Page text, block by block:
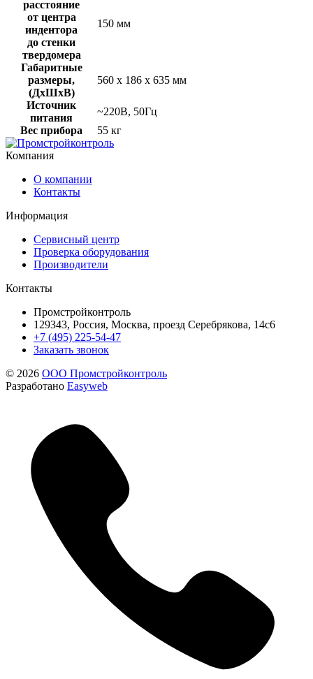
расстояние
от центра
индентора
до стенки
твердомера
150 мм
Габаритные
размеры,
(ДхШхВ)
560 х 186 х 635 мм
Источник
питания
~220В, 50Гц
Вес прибора
55 кг
Компания
О компании
Контакты
Информация
Сервисный центр
Проверка оборудования
Производители
Контакты
Промстройконтроль
129343, Россия, Москва, проезд Серебрякова, 14с6
+7 (495) 225-54-47
Заказать звонок
© 2026 ООО Промстройконтроль
Разработано Easyweb